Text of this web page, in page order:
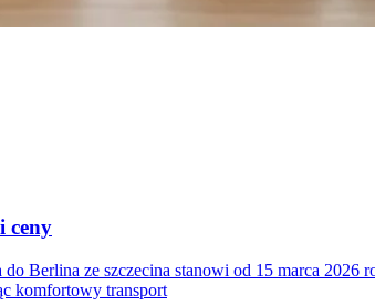
ceny
Berlina ze szczecina stanowi od 15 marca
komfortowy transport